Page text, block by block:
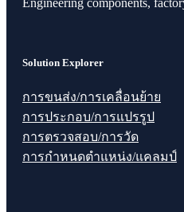
Engineering components,
Solution Explorer
การขนส่ง/การเคลื่อนย้าย
การประกอบ/การแปรรูป
การตรวจสอบ/การวัด
การกำหนดตำแหน่ง/แคลมป์